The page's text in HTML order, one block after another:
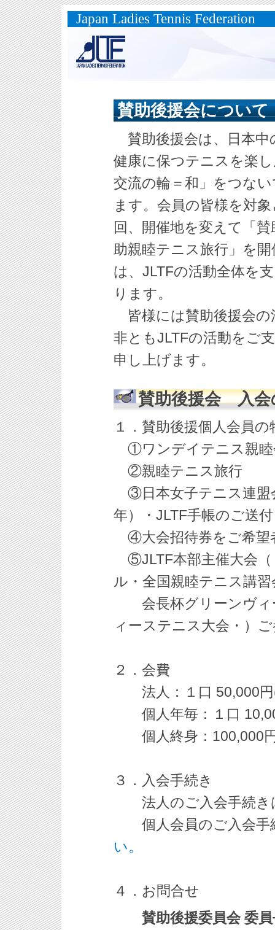
Japan Ladies Tennis Federation
賛助後援会について
賛助後援会は、日本中
健康に保つテニスを楽
交流の輪＝和」をつな
ます。会員の皆様を対
回、開催地を変えて「
助親睦テニス旅行」を
は、JLTFの活動全体を
ります。
皆様には賛助後援会の
非ともJLTFの活動をご
申し上げます。
賛助後援会 入会
１．賛助後援個人会員の
①ワンデイテニス親睦
②親睦テニス旅行
③日本女子テニス連盟
年）・JLTF手帳のご送付
④大会招待券をご希望
⑤JLTF本部主催大会（
ル・全国親睦テニス講
会長杯グリーンヴィ
ィーステニス大会・）
２．会費
法人：１口 50,000円
個人年毎：１口
個人終身：100,000
３．入会手続き
法人のご入会手続き
個人会員のご入会手
い。
４．お問合せ
賛助後援委員会 委